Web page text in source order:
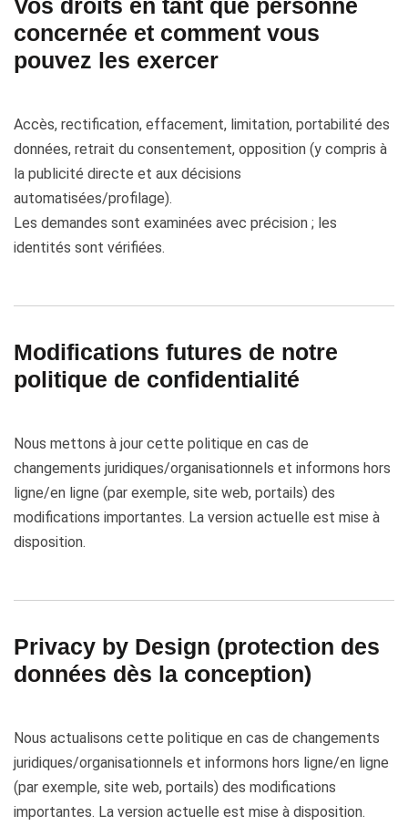
Vos droits en tant que personne
concernée et comment vous
pouvez les exercer
Accès, rectification, effacement, limitation, portabilité des
données, retrait du consentement, opposition (y compris à
la publicité directe et aux décisions
automatisées/profilage).
Les demandes sont examinées avec précision ; les
identités sont vérifiées.
Modifications futures de notre
politique de confidentialité
Nous mettons à jour cette politique en cas de
changements juridiques/organisationnels et informons hors
ligne/en ligne (par exemple, site web, portails) des
modifications importantes. La version actuelle est mise à
disposition.
Privacy by Design (protection des
données dès la conception)
Nous actualisons cette politique en cas de changements
juridiques/organisationnels et informons hors ligne/en ligne
(par exemple, site web, portails) des modifications
importantes. La version actuelle est mise à disposition.